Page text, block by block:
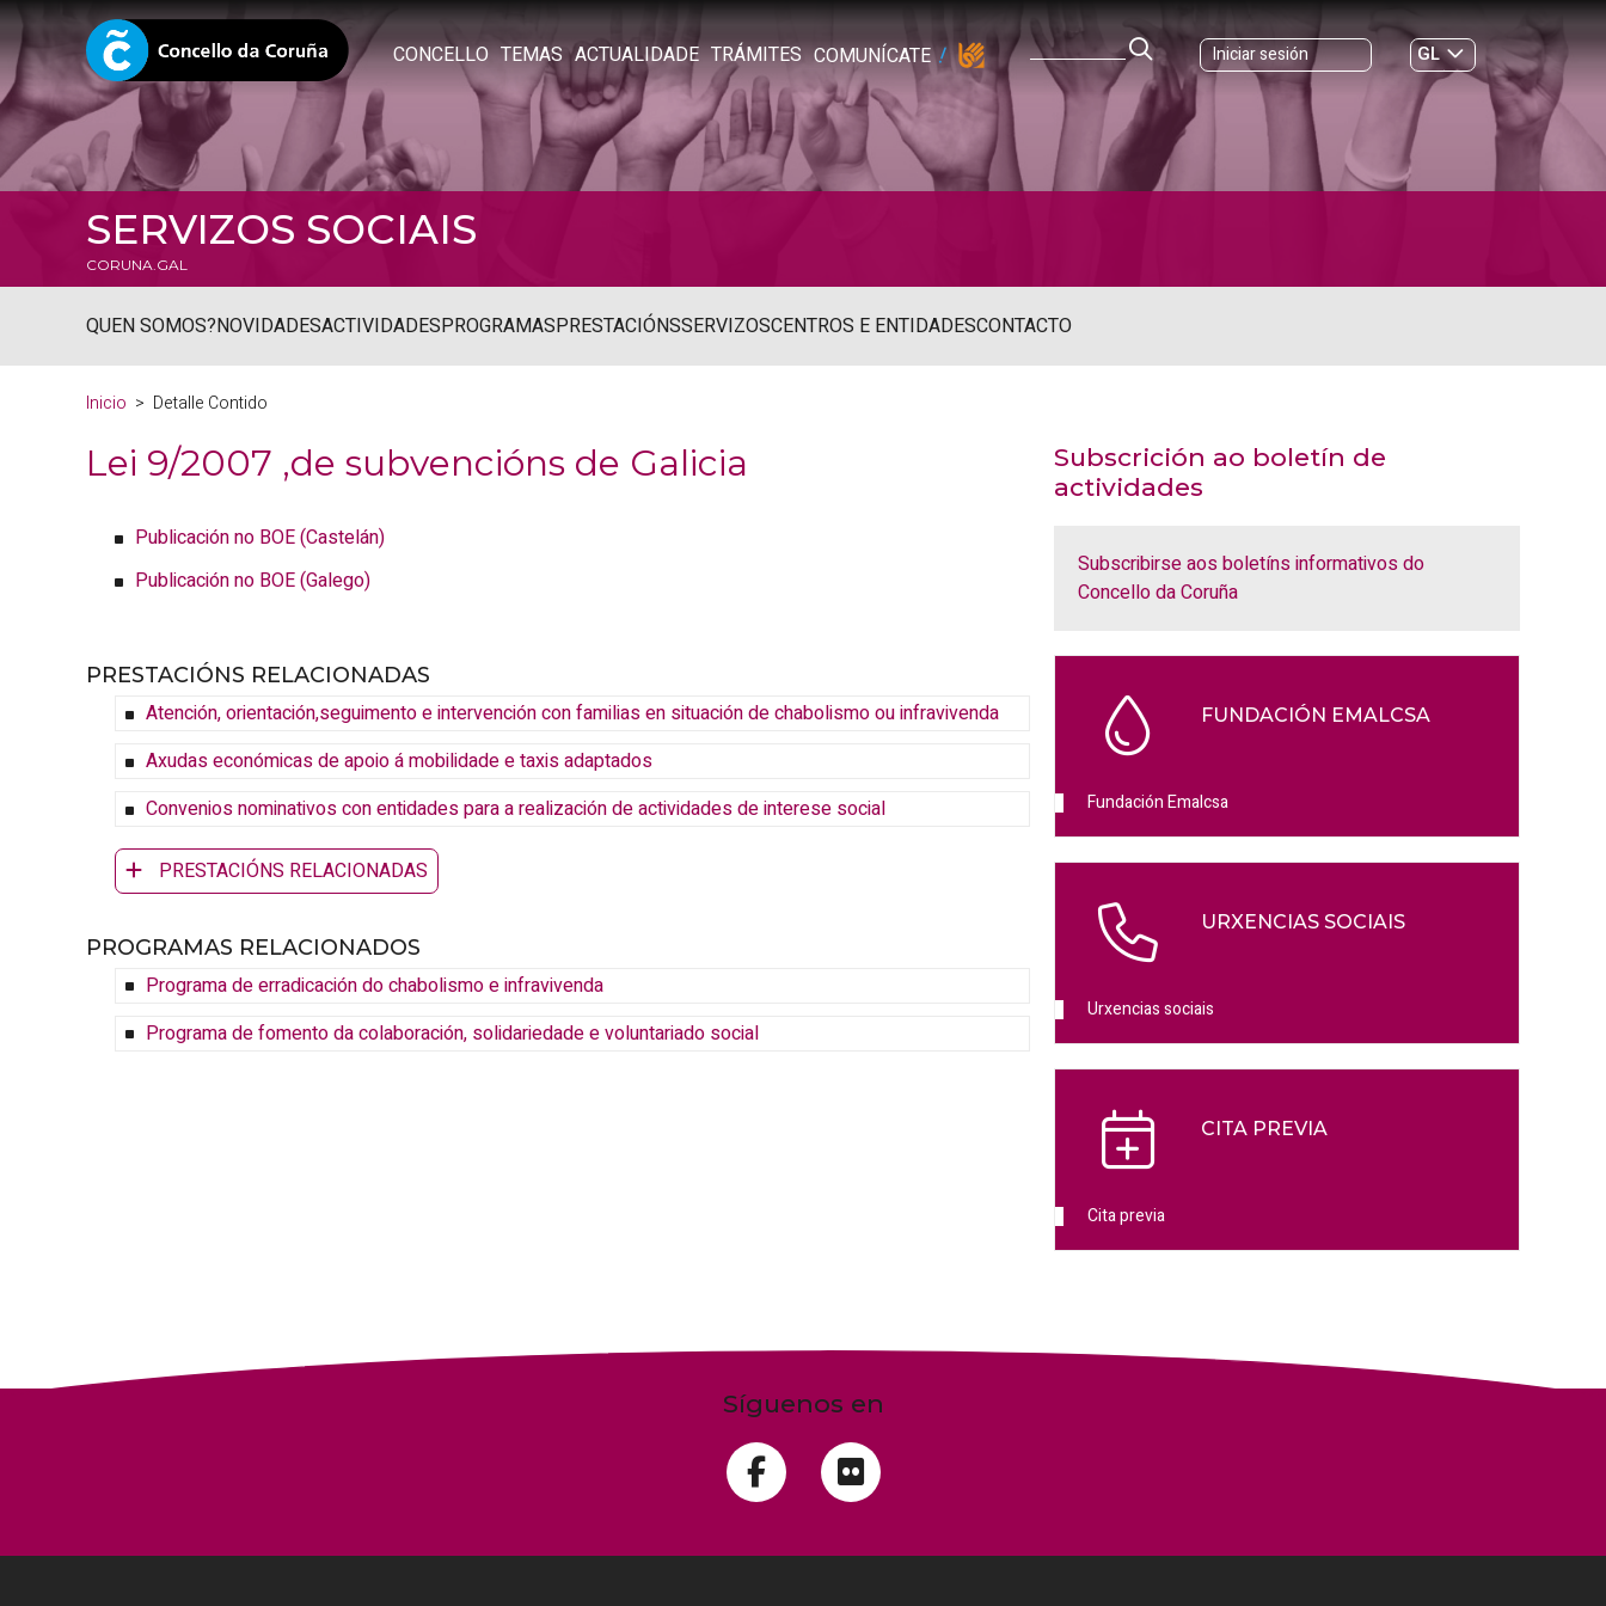
CONCELLO TEMAS ACTUALIDADE TRÁMITES COMUNÍCATE Iniciar sesión
GL
ES|
SERVIZOS SOCIAIS
CORUNA.GAL
QUEN SOMOS?NOVIDADESACTIVIDADESPROGRAMASPRESTACIÓNSSERVIZOSCENTROS E ENTIDADESCONTACTO
Inicio Detalle Contido
Lei 9/2007 ,de subvencións de Galicia
Publicación no BOE (Castelán)
Publicación no BOE (Galego)
PRESTACIÓNS RELACIONADAS
Atención, orientación,seguimento e intervención con familias en situación de chabolismo ou infravivenda
Axudas económicas de apoio á mobilidade e taxis adaptados
Convenios nominativos con entidades para a realización de actividades de interese social
PRESTACIÓNS RELACIONADAS
PROGRAMAS RELACIONADOS
Programa de erradicación do chabolismo e infravivenda
Programa de fomento da colaboración, solidariedade e voluntariado social
Subscrición ao boletín de
actividades
Subscribirse aos boletíns informativos do
Concello da Coruña
FUNDACIÓN EMALCSA
Fundación Emalcsa
URXENCIAS SOCIAIS
Urxencias sociais
CITA PREVIA
Cita previa
Síguenos en